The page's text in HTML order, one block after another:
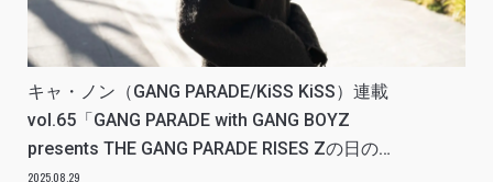
キャ・ノン（GANG PARADE/KiSS KiSS）連載
vol.65「GANG PARADE with GANG BOYZ
presents THE GANG PARADE RISES Zの日のこ
と」アイドルリアル備忘録
2025.08.29